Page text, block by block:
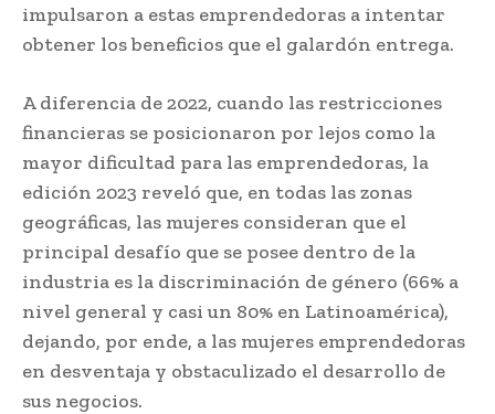
impulsaron a estas emprendedoras a intentar
obtener los beneficios que el galardón entrega.
A diferencia de 2022, cuando las restricciones
financieras se posicionaron por lejos como la
mayor dificultad para las emprendedoras, la
edición 2023 reveló que, en todas las zonas
geográficas, las mujeres consideran que el
principal desafío que se posee dentro de la
industria es la discriminación de género (66% a
nivel general y casi un 80% en Latinoamérica),
dejando, por ende, a las mujeres emprendedoras
en desventaja y obstaculizado el desarrollo de
sus negocios.